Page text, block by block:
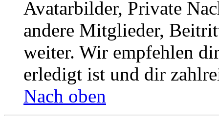
Avatarbilder, Private
andere Mitglieder,
weiter. Wir empfehlen
erledigt ist und dir
Nach oben